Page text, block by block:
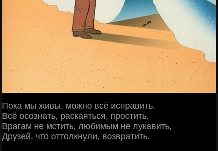
Пока мы живы, можно всё исправить,
Всё осознать, раскаяться, простить.
Врагам не мстить, любимым не лукавить,
Друзей, что оттолкнули, возвратить.